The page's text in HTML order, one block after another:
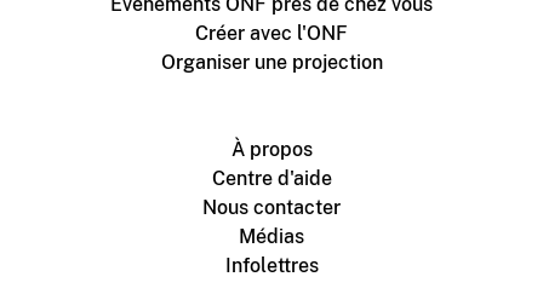
Créer avec l'ONF
Organiser une projection
À propos
Centre d'aide
Nous contacter
Médias
Infolettres